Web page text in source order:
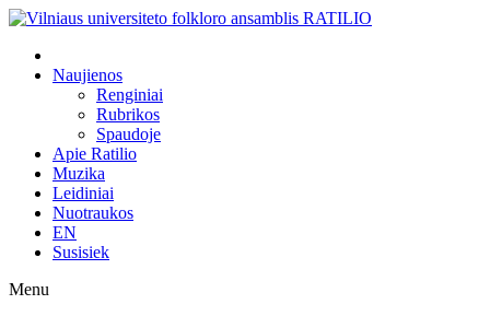
Naujienos
Renginiai
Rubrikos
Spaudoje
Apie Ratilio
Muzika
Leidiniai
Nuotraukos
EN
Susisiek
Menu